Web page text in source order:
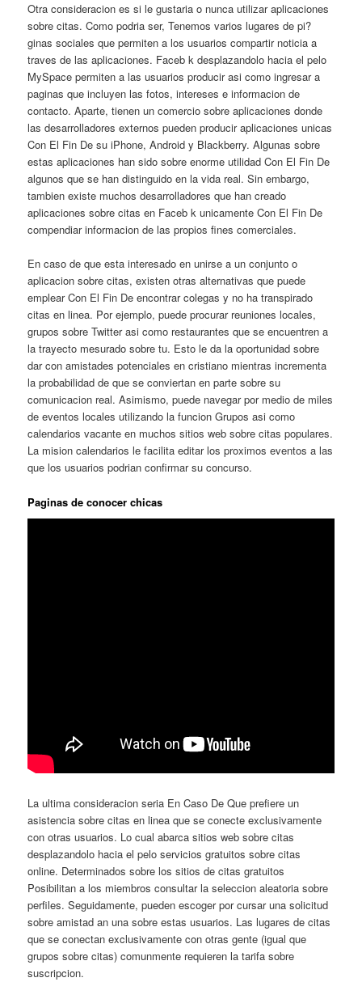
Otra consideracion es si le gustaria o nunca utilizar aplicaciones
sobre citas. Como podria ser, Tenemos varios lugares de pi?
ginas sociales que permiten a los usuarios compartir noticia a
traves de las aplicaciones. Faceb k desplazandolo hacia el pelo
MySpace permiten a las usuarios producir asi como ingresar a
paginas que incluyen las fotos, intereses e informacion de
contacto. Aparte, tienen un comercio sobre aplicaciones donde
las desarrolladores externos pueden producir aplicaciones unicas
Con El Fin De su iPhone, Android y Blackberry. Algunas sobre
estas aplicaciones han sido sobre enorme utilidad Con El Fin De
algunos que se han distinguido en la vida real. Sin embargo,
tambien existe muchos desarrolladores que han creado
aplicaciones sobre citas en Faceb k unicamente Con El Fin De
compendiar informacion de las propios fines comerciales.
En caso de que esta interesado en unirse a un conjunto o
aplicacion sobre citas, existen otras alternativas que puede
emplear Con El Fin De encontrar colegas y no ha transpirado
citas en linea. Por ejemplo, puede procurar reuniones locales,
grupos sobre Twitter asi como restaurantes que se encuentren a
la trayecto mesurado sobre tu. Esto le da la oportunidad sobre
dar con amistades potenciales en cristiano mientras incrementa
la probabilidad de que se conviertan en parte sobre su
comunicacion real. Asimismo, puede navegar por medio de miles
de eventos locales utilizando la funcion Grupos asi como
calendarios vacante en muchos sitios web sobre citas populares.
La mision calendarios le facilita editar los proximos eventos a las
que los usuarios podrian confirmar su concurso.
Paginas de conocer chicas
La ultima consideracion seria En Caso De Que prefiere un
asistencia sobre citas en linea que se conecte exclusivamente
con otras usuarios. Lo cual abarca sitios web sobre citas
desplazandolo hacia el pelo servicios gratuitos sobre citas
online. Determinados sobre los sitios de citas gratuitos
Posibilitan a los miembros consultar la seleccion aleatoria sobre
perfiles. Seguidamente, pueden escoger por cursar una solicitud
sobre amistad an una sobre estas usuarios. Las lugares de citas
que se conectan exclusivamente con otras gente (igual que
grupos sobre citas) comunmente requieren la tarifa sobre
suscripcion.